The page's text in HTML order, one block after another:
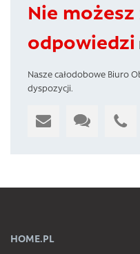
Nie
odpowiedzi
Nasze całodobowe Biuro
dyspozycji.
HOME.PL